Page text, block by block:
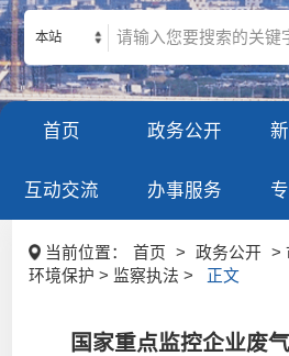
本站
首页 政务公开
互动交流 办事服务
当前位置： 首页 > 政务公开
>
环境保护 > 监察执法 >
正文
国家重点监控企业废